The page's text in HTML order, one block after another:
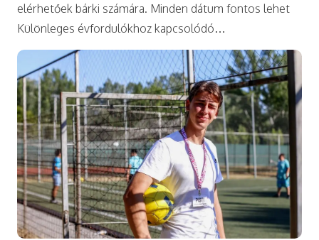
elérhetőek bárki számára. Minden dátum fontos lehet
Különleges évfordulókhoz kapcsolódó…